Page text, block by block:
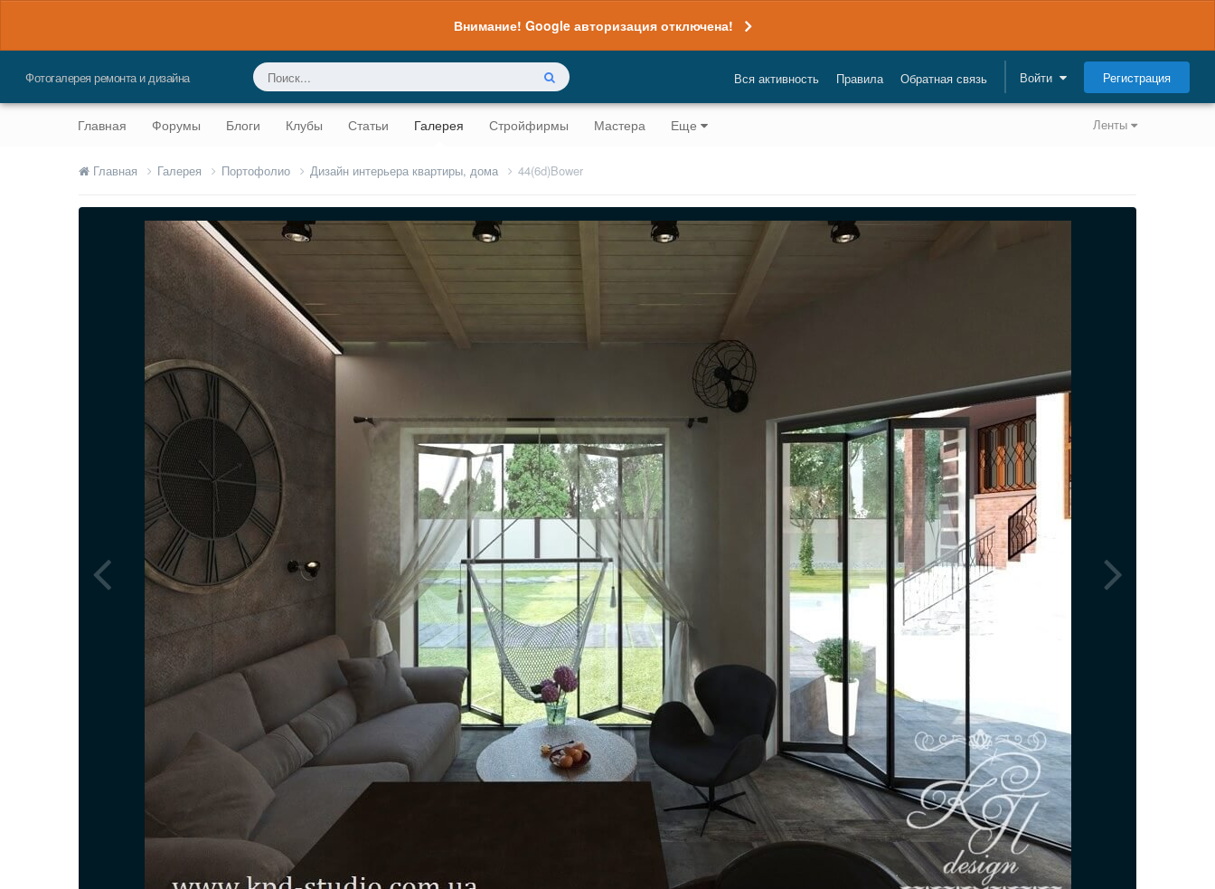
Внимание! Google авторизация отключена!
Фотогалерея ремонта и дизайна Вся активность Правила Обратная связь Войти Регистрация
Ленты
Главная Форумы Блоги Клубы Статьи Галерея Стройфирмы Мастера Еще
Главная Галерея Портофолио Дизайн интерьера квартиры, дома 44(6d)Bower